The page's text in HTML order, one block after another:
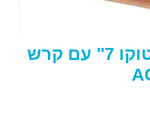
"COMIDA" סט סכין סנטוקו 7" עם קרש